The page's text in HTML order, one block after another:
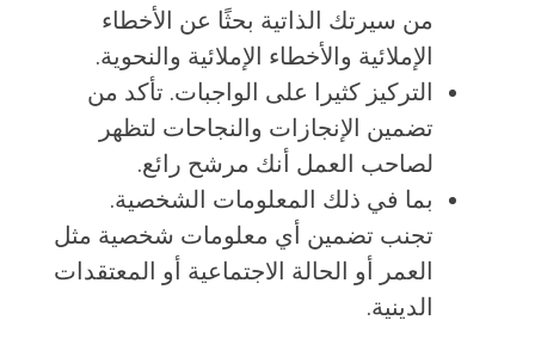
من سيرتك الذاتية بحثًا عن الأخطاء
الإملائية والأخطاء الإملائية والنحوية.
التركيز كثيرا على الواجبات. تأكد من
تضمين الإنجازات والنجاحات لتظهر
لصاحب العمل أنك مرشح رائع.
بما في ذلك المعلومات الشخصية.
تجنب تضمين أي معلومات شخصية مثل
العمر أو الحالة الاجتماعية أو المعتقدات
الدينية.